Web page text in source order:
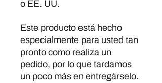
o EE. UU.
Este producto está hecho
especialmente para usted tan
pronto como realiza un
pedido, por lo que tardamos
un poco más en entregárselo.